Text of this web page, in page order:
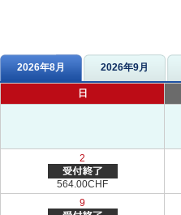
2026年8月 2026年9月
日
2
564.00CHF
9